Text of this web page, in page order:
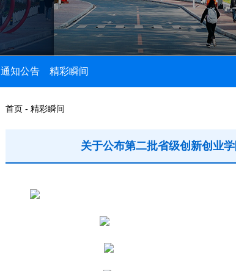
通知公告 精彩瞬间
首页 - 精彩瞬间
关于公布第二批省级创新创业